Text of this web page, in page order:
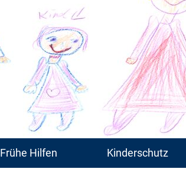
Frühe Hilfen Kinderschutz